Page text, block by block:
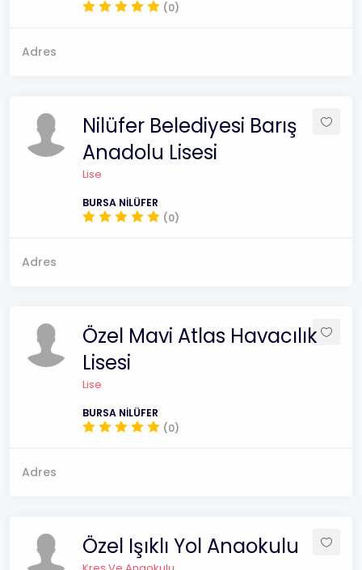
(0)
Adres
Nilüfer Belediyesi Barış
Anadolu Lisesi
Lise
BURSA NİLÜFER
(0)
Adres
Özel Mavi Atlas Havacılık
Lisesi
Lise
BURSA NİLÜFER
(0)
Adres
Özel Işıklı Yol Anaokulu